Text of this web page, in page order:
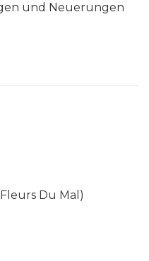
und Neuerungen
Fleurs Du Mal)